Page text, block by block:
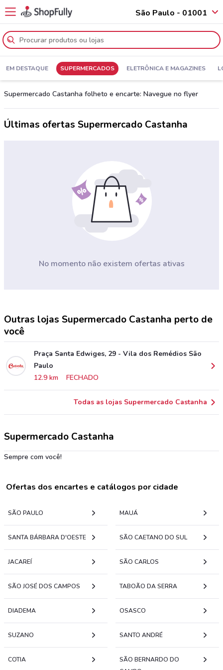
São Paulo - 01001
EM DESTAQUE SUPERMERCADOS ELETRÔNICA E MAGAZINES
Supermercado Castanha folheto e encarte: Navegue no flyer
Últimas ofertas Supermercado Castanha
No momento não existem ofertas ativas
Outras lojas Supermercado Castanha perto de
você
Praça Santa Edwiges, 29 - Vila dos Remédios São
Paulo
12.9 km
FECHADO
Todas as lojas Supermercado Castanha
Supermercado Castanha
Sempre com você!
Ofertas dos encartes e catálogos por cidade
SÃO PAULO MAUÁ
SANTA BÁRBARA D'OESTE SÃO CAETANO DO SUL
JACAREÍ SÃO CARLOS
SÃO JOSÉ DOS CAMPOS TABOÃO DA SERRA
DIADEMA OSASCO
SUZANO SANTO ANDRÉ
COTIA
SÃO BERNARDO DO